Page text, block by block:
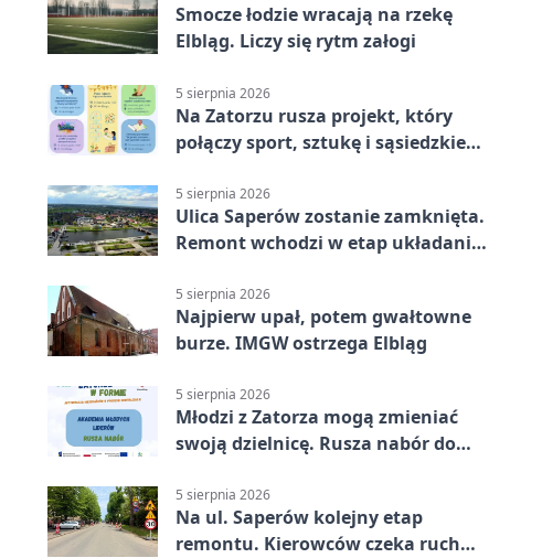
Smocze łodzie wracają na rzekę
Elbląg. Liczy się rytm załogi
5 sierpnia 2026
Na Zatorzu rusza projekt, który
połączy sport, sztukę i sąsiedzkie
5 sierpnia 2026
Ulica Saperów zostanie zamknięta.
Remont wchodzi w etap układania
5 sierpnia 2026
Najpierw upał, potem gwałtowne
burze. IMGW ostrzega Elbląg
5 sierpnia 2026
Młodzi z Zatorza mogą zmieniać
swoją dzielnicę. Rusza nabór do
5 sierpnia 2026
Na ul. Saperów kolejny etap
remontu. Kierowców czeka ruch